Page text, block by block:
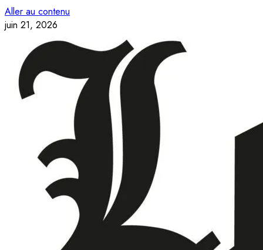
Aller au contenu
juin 21, 2026